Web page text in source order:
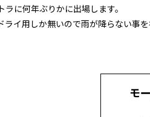
に何年ぶりかに出場します。
イ用しか無いので雨が降らない事を
モ